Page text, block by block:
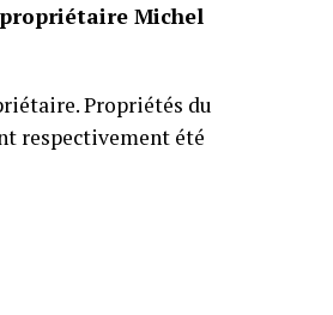
Michel
Propriétés du
respectivement été